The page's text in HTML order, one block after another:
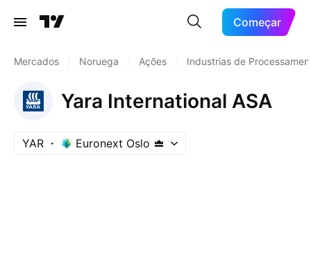
Começar
Mercados Noruega Ações Industrias de
Yara International ASA
YAR Euronext Oslo